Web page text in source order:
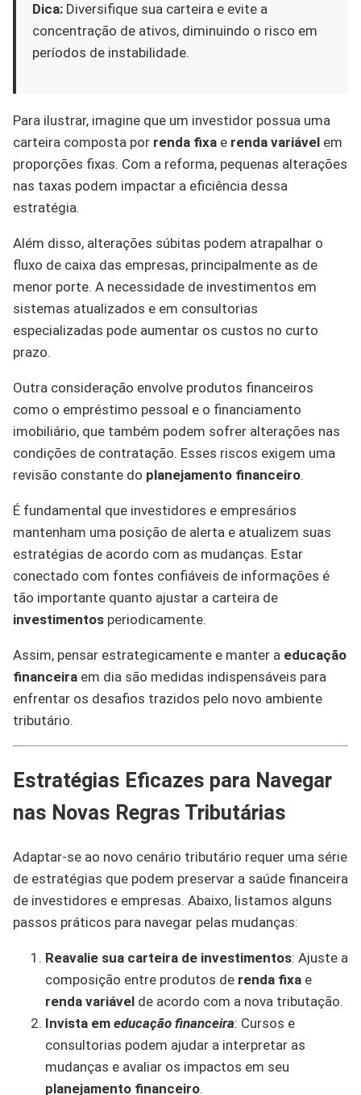
Dica: Diversifique sua carteira e evite a
concentração de ativos, diminuindo o risco em
períodos de instabilidade.
Para ilustrar, imagine que um investidor possua uma
carteira composta por renda fixa e renda variável em
proporções fixas. Com a reforma, pequenas alterações
nas taxas podem impactar a eficiência dessa
estratégia.
Além disso, alterações súbitas podem atrapalhar o
fluxo de caixa das empresas, principalmente as de
menor porte. A necessidade de investimentos em
sistemas atualizados e em consultorias
especializadas pode aumentar os custos no curto
prazo.
Outra consideração envolve produtos financeiros
como o empréstimo pessoal e o financiamento
imobiliário, que também podem sofrer alterações nas
condições de contratação. Esses riscos exigem uma
revisão constante do planejamento financeiro.
É fundamental que investidores e empresários
mantenham uma posição de alerta e atualizem suas
estratégias de acordo com as mudanças. Estar
conectado com fontes confiáveis de informações é
tão importante quanto ajustar a carteira de
investimentos periodicamente.
Assim, pensar estrategicamente e manter a educação
financeira em dia são medidas indispensáveis para
enfrentar os desafios trazidos pelo novo ambiente
tributário.
Estratégias Eficazes para Navegar
nas Novas Regras Tributárias
Adaptar-se ao novo cenário tributário requer uma série
de estratégias que podem preservar a saúde financeira
de investidores e empresas. Abaixo, listamos alguns
passos práticos para navegar pelas mudanças:
Reavalie sua carteira de investimentos: Ajuste a
composição entre produtos de renda fixa e
renda variável de acordo com a nova tributação.
Invista em educação financeira: Cursos e
consultorias podem ajudar a interpretar as
mudanças e avaliar os impactos em seu
planejamento financeiro.